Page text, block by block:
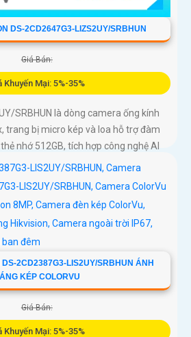
DS-2CD2647G3-LIZS2UY/SRBHUN
Giá Bán:
Khuyến Mại: 5%-35%
SRBHUN là dòng camera ống kính
trang bị micro kép và loa hỗ trợ đàm
nhớ 512GB, tích hợp công nghệ AI
sáng trong điều kiện ánh sáng yếu,
2CD2387G3-LIS2UY/SRBHUN ÁNH
KÉP COLORVU
Giá Bán:
Khuyến Mại: 5%-35%